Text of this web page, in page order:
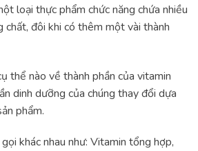
loại thực phẩm chức năng chứa nhiều
chất, đôi khi có thêm một vài thành
thể nào về thành phần của vitamin
dinh dưỡng của chúng thay đổi dựa
phẩm.
khác nhau như: Vitamin tổng hợp,